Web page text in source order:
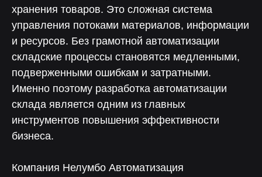
хранения товаров. Это сложная система
управления потоками материалов, информации
и ресурсов. Без грамотной автоматизации
складские процессы становятся медленными,
подверженными ошибкам и затратными.
Именно поэтому разработка автоматизации
склада является одним из главных
инструментов повышения эффективности
бизнеса.
Компания Нелумбо Автоматизация